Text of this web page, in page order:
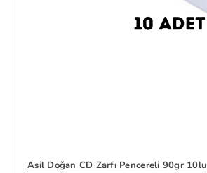
Asil Doğan CD Zarfı Pencereli 90gr 10lu